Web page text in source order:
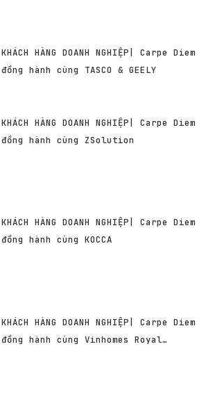
KHÁCH HÀNG DOANH NGHIỆP| Carpe Diem
đồng hành cùng TASCO & GEELY
KHÁCH HÀNG DOANH NGHIỆP| Carpe Diem
đồng hành cùng ZSolution
KHÁCH HÀNG DOANH NGHIỆP| Carpe Diem
đồng hành cùng KOCCA
KHÁCH HÀNG DOANH NGHIỆP| Carpe Diem
đồng hành cùng Vinhomes Royal